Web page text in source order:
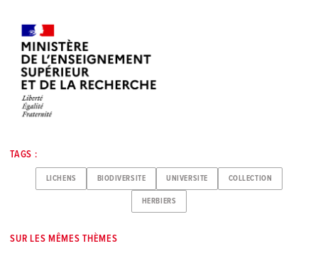
TAGS :
LICHENS BIODIVERSITE UNIVERSITE COLLECTION
HERBIERS
SUR LES MÊMES THÈMES